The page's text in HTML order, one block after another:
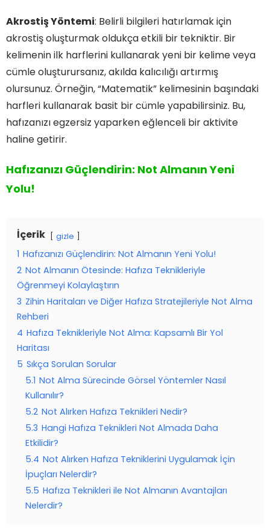
Akrostiş Yöntemi: Belirli bilgileri hatırlamak için
akrostiş oluşturmak oldukça etkili bir tekniktir. Bir
kelimenin ilk harflerini kullanarak yeni bir kelime veya
cümle oluşturursanız, akılda kalıcılığı artırmış
olursunuz. Örneğin, “Matematik” kelimesinin başındaki
harfleri kullanarak basit bir cümle yapabilirsiniz. Bu,
hafızanızı egzersiz yaparken eğlenceli bir aktivite
haline getirir.
Hafızanızı Güçlendirin: Not Almanın Yeni
Yolu!
İçerik gizle
1 Hafızanızı Güçlendirin: Not Almanın Yeni Yolu!
2 Not Almanın Ötesinde: Hafıza Teknikleriyle
Öğrenmeyi Kolaylaştırın
3 Zihin Haritaları ve Diğer Hafıza Stratejileriyle Not Alma
Rehberi
4 Hafıza Teknikleriyle Not Alma: Kapsamlı Bir Yol
Haritası
5 Sıkça Sorulan Sorular
5.1 Not Alma Sürecinde Görsel Yöntemler Nasıl
Kullanılır?
5.2 Not Alırken Hafıza Teknikleri Nedir?
5.3 Hangi Hafıza Teknikleri Not Almada Daha
Etkilidir?
5.4 Not Alırken Hafıza Tekniklerini Uygulamak İçin
İpuçları Nelerdir?
5.5 Hafıza Teknikleri ile Not Almanın Avantajları
Nelerdir?